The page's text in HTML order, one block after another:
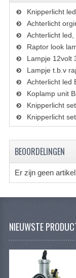
Knipperlicht
Achterlicht
Achterlicht
Raptor look
Lampje 12volt
Lampje t.b.v
Achterlicht led
Koplamp unit
Knipperlicht
Knipperlicht
BEOORDELINGEN
Er zijn geen
NIEUWSTE